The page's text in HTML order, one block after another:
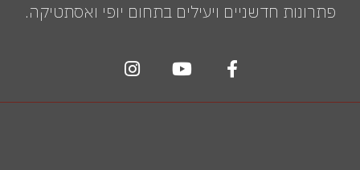
פתרונות חדשניים ויעילים בתחום יופי ואסתטיקה.